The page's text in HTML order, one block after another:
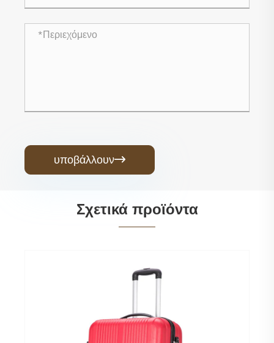
υποβάλλουν
Σχετικά προϊόντα